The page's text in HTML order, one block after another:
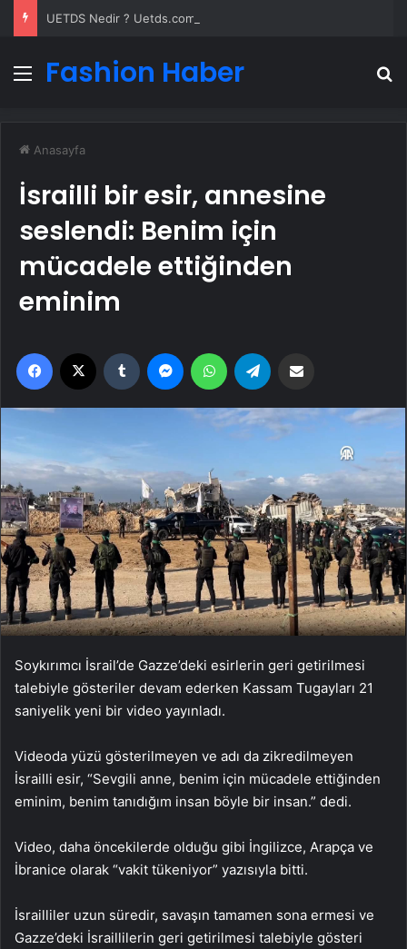
Menü
Fashion Haber
Anasayfa
İsrailli bir esir, annesine
seslendi: Benim için
mücadele ettiğinden
eminim
Facebook Tumblr MessengerWhatsApp
Soykırımcı İsrail’de Gazze’deki esirlerin geri getirilmesi
talebiyle gösteriler devam ederken Kassam Tugayları 21
saniyelik yeni bir video yayınladı.
Videoda yüzü gösterilmeyen ve adı da zikredilmeyen
İsrailli esir, “Sevgili anne, benim için mücadele ettiğinden
eminim, benim tanıdığım insan böyle bir insan.” dedi.
Video, daha öncekilerde olduğu gibi İngilizce, Arapça ve
İbranice olarak “vakit tükeniyor” yazısıyla bitti.
İsrailliler uzun süredir, savaşın tamamen sona ermesi ve
Gazze’deki İsraillilerin geri getirilmesi talebiyle gösteri